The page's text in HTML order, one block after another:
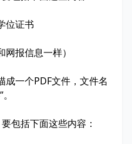
位证书
报信息一样）
成一个PDF文件，文件名
包括下面这些内容：